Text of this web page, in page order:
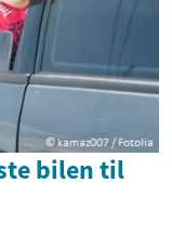
bilen til